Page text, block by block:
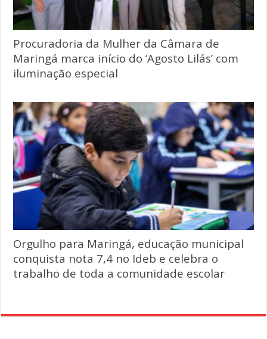
Procuradoria da Mulher da Câmara de
Maringá marca início do ‘Agosto Lilás’ com
iluminação especial
Orgulho para Maringá, educação municipal
conquista nota 7,4 no Ideb e celebra o
trabalho de toda a comunidade escolar